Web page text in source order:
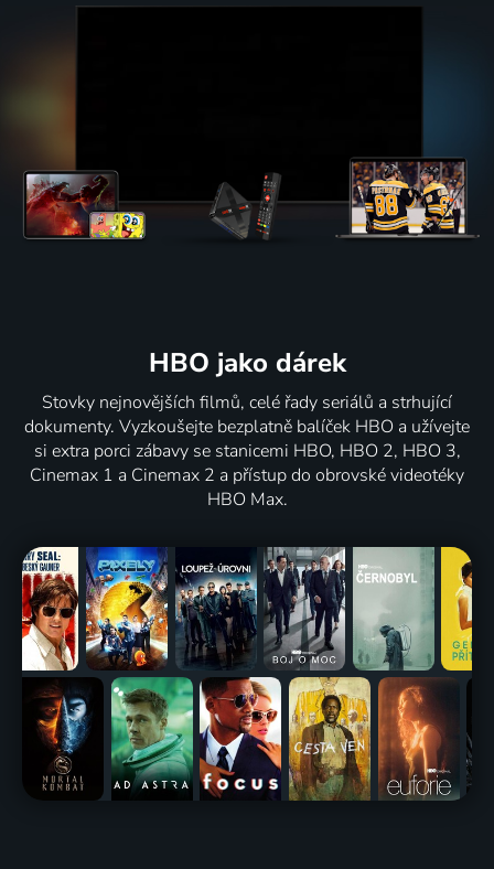
HBO jako dárek
Stovky nejnovějších filmů, celé řady seriálů a strhující
dokumenty. Vyzkoušejte bezplatně balíček HBO a užívejte
si extra porci zábavy se stanicemi HBO, HBO 2, HBO 3,
Cinemax 1 a Cinemax 2 a přístup do obrovské videotéky
HBO Max.